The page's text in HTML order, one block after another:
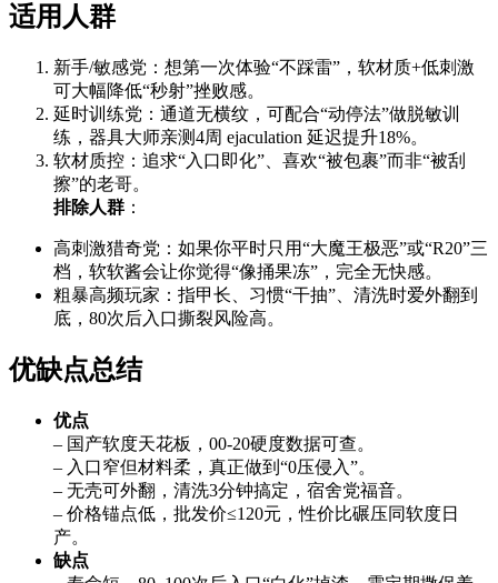
适用人群
新手/敏感党：想第一次体验“不踩雷”，软材质+低刺激
可大幅降低“秒射”挫败感。
延时训练党：通道无横纹，可配合“动停法”做脱敏训
练，器具大师亲测4周 ejaculation 延迟提升18%。
软材质控：追求“入口即化”、喜欢“被包裹”而非“被刮
擦”的老哥。
排除人群 ：
高刺激猎奇党：如果你平时只用“大魔王极恶”或“R20”三
档，软软酱会让你觉得“像捅果冻”，完全无快感。
粗暴高频玩家：指甲长、习惯“干抽”、清洗时爱外翻到
底，80次后入口撕裂风险高。
优缺点总结
优点
– 国产软度天花板，00-20硬度数据可查。
– 入口窄但材料柔，真正做到“0压侵入”。
– 无壳可外翻，清洗3分钟搞定，宿舍党福音。
– 价格锚点低，批发价≤120元，性价比碾压同软度日
产。
缺点